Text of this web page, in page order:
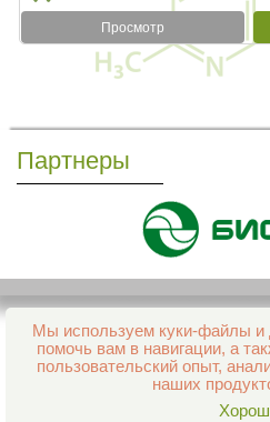
Просмотр
Партнеры
Мы используем куки-файлы и
помочь вам в навигации, а
пользовательский опыт,
наших
Все права защищены и охраняются законом
© 2013–2026 Интернет-аптека Фармация
support@aptekapenza.ru
Телефон: Служба обработки заказов 99-98-28